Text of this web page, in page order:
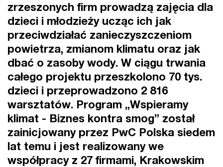
zrzeszonych firm prowadzą zajęcia dla
dzieci i młodzieży ucząc ich jak
przeciwdziałać zanieczyszczeniom
powietrza, zmianom klimatu oraz jak
dbać o zasoby wody. W ciągu trwania
całego projektu przeszkolono 70 tys.
dzieci i przeprowadzono 2 816
warsztatów. Program „Wspieramy
klimat - Biznes kontra smog” został
zainicjowany przez PwC Polska siedem
lat temu i jest realizowany we
współpracy z 27 firmami, Krakowskim